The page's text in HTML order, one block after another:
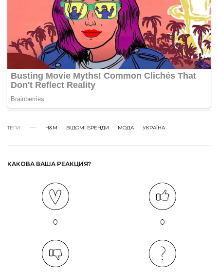
ТЕГИ H&M ВІДОМІ БРЕНДИ МОДА УКРАЇНА
КАКОВА ВАША РЕАКЦИЯ?
0 0